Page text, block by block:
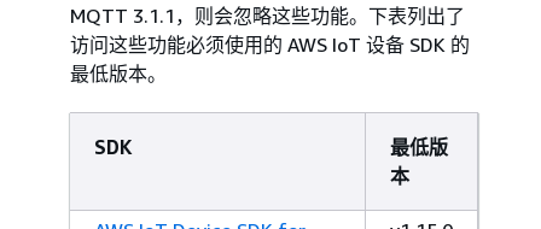
MQTT 3.1.1，则会忽略这些功能。下表列出了
访问这些功能必须使用的 AWS IoT 设备 SDK 的
最低版本。
SDK
最低版
本